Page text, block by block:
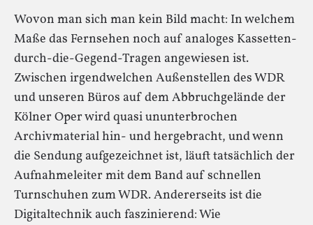
Wovon man sich man kein Bild macht: In welchem
Maße das Fernsehen noch auf analoges Kassetten-
durch-die-Gegend-Tragen angewiesen ist.
Zwischen irgendwelchen Außenstellen des WDR
und unseren Büros auf dem Abbruchgelände der
Kölner Oper wird quasi ununterbrochen
Archivmaterial hin- und hergebracht, und wenn
die Sendung aufgezeichnet ist, läuft tatsächlich der
Aufnahmeleiter mit dem Band auf schnellen
Turnschuhen zum WDR. Andererseits ist die
Digitaltechnik auch faszinierend: Wie